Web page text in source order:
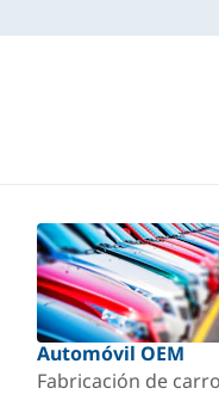
Automóvil OEM
Fabricación de